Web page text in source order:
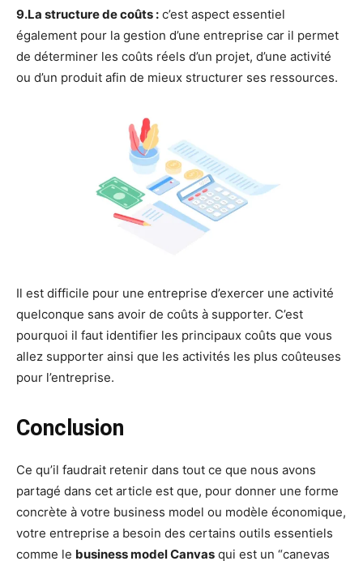
9.La structure de coûts : c’est aspect essentiel
également pour la gestion d’une entreprise car il permet
de déterminer les coûts réels d’un projet, d’une activité
ou d’un produit afin de mieux structurer ses ressources.
Il est difficile pour une entreprise d’exercer une activité
quelconque sans avoir de coûts à supporter. C’est
pourquoi il faut identifier les principaux coûts que vous
allez supporter ainsi que les activités les plus coûteuses
pour l’entreprise.
Conclusion
Ce qu’il faudrait retenir dans tout ce que nous avons
partagé dans cet article est que, pour donner une forme
concrète à votre business model ou modèle économique,
votre entreprise a besoin des certains outils essentiels
comme le business model Canvas qui est un “canevas